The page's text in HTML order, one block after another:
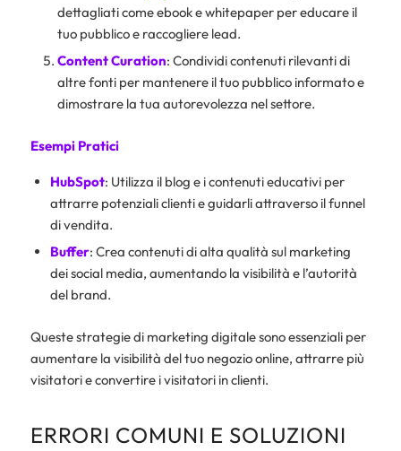
dettagliati come ebook e whitepaper per educare il
tuo pubblico e raccogliere lead.
Content Curation: Condividi contenuti rilevanti di
altre fonti per mantenere il tuo pubblico informato e
dimostrare la tua autorevolezza nel settore.
Esempi Pratici
HubSpot: Utilizza il blog e i contenuti educativi per
attrarre potenziali clienti e guidarli attraverso il funnel
di vendita.
Buffer: Crea contenuti di alta qualità sul marketing
dei social media, aumentando la visibilità e l’autorità
del brand.
Queste strategie di marketing digitale sono essenziali per
aumentare la visibilità del tuo negozio online, attrarre più
visitatori e convertire i visitatori in clienti.
ERRORI COMUNI E SOLUZIONI